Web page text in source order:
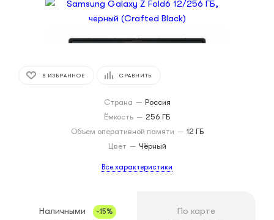
В ИЗБРАННОЕ СРАВНИТЬ
Страна — Россия
Ёмкость — 256 ГБ
Объем оперативной памяти — 12 ГБ
Цвет — Чёрный
Все характеристики
Наличными -15% По карте